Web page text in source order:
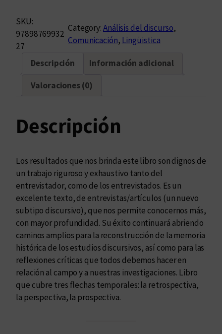
s
u
b
o
l
o
s
d
i
s
c
u
r
s
o
s
SKU:
97898769932
27
Category:Análisis del discurso
Comunicación, Lingüistica
Descripción Información adicional
Valoraciones (0)
Descripción
Los resultados que nos brinda este libro son dignos de
un trabajo riguroso y exhaustivo tanto del
entrevistador, como de los entrevistados. Es un
excelente texto, de entrevistas/artículos (un nuevo
subtipo discursivo), que nos permite conocernos más,
con mayor profundidad. Su éxito continuará abriendo
caminos amplios para la reconstrucción de la memoria
histórica de los estudios discursivos, así como para las
reflexiones críticas que todos debemos hacer en
relación al campo y a nuestras investigaciones. Libro
que cubre tres flechas temporales: la retrospectiva,
la perspectiva, la prospectiva.